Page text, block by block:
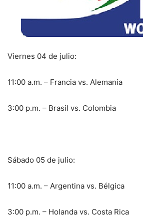
Viernes 04 de julio:
11:00 a.m. – Francia vs. Alemania
3:00 p.m. – Brasil vs. Colombia
Sábado 05 de julio:
11:00 a.m. – Argentina vs. Bélgica
3:00 p.m. – Holanda vs. Costa Rica